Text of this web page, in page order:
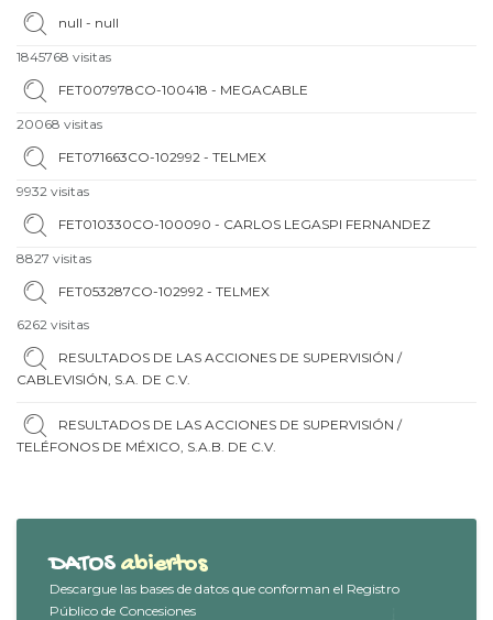
null - null
1845768 visitas
FET007978CO-100418 - MEGACABLE
20068 visitas
FET071663CO-102992 - TELMEX
9932 visitas
FET010330CO-100090 - CARLOS LEGASPI FERNANDEZ
8827 visitas
FET053287CO-102992 - TELMEX
6262 visitas
RESULTADOS DE LAS ACCIONES DE SUPERVISIÓN /
CABLEVISIÓN, S.A. DE C.V.
RESULTADOS DE LAS ACCIONES DE SUPERVISIÓN /
TELÉFONOS DE MÉXICO, S.A.B. DE C.V.
DATOSabiertos
Descargue las bases de datos que conforman el Registro
Público de Concesiones